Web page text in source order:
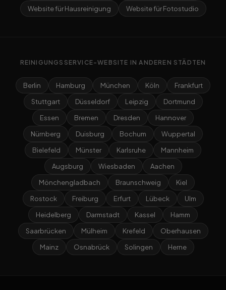
Website für Hausreinigung
Website für Fotostudio
REINIGUNGSSERVICE-WEBSITE IN ANDEREN STÄDTEN
Berlin Hamburg München Köln
Frankfurt
Stuttgart
Düsseldorf Leipzig
Dortmund
Essen
Bremen Dresden
Hannover
Nürnberg
Duisburg Bochum
Wuppertal
Bielefeld
Münster Karlsruhe
Mannheim
Augsburg
Wiesbaden
Aachen
Mönchengladbach
Braunschweig
Kiel
Rostock
Freiburg Erfurt Lübeck
Ulm
Heidelberg
Darmstadt Kassel
Hamm
Saarbrücken
Mülheim Krefeld
Oberhausen
Mainz
Osnabrück Solingen Herne